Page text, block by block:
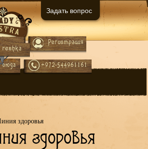
Вход Регистрация
+972-544961161
reshka
здоровья
здоровья
Задать вопрос